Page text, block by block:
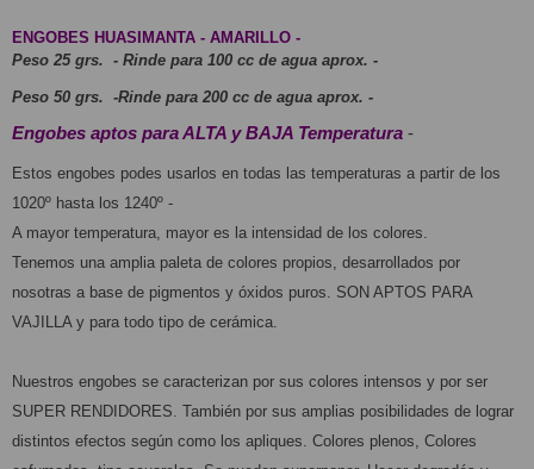
ENGOBES HUASIMANTA - AMARILLO -
Peso 25 grs.  - Rinde para 100 cc de agua aprox. -
Peso 50 grs.  -Rinde para 200 cc de agua aprox. -
Engobes aptos para ALTA y BAJA Temperatura -
Estos engobes podes usarlos en todas las temperaturas a partir de los
1020º hasta los 1240º -
A mayor temperatura, mayor es la intensidad de los colores.
Tenemos una amplia paleta de colores propios, desarrollados por
nosotras a base de pigmentos y óxidos puros. SON APTOS PARA
VAJILLA y para todo tipo de cerámica.
Nuestros engobes se caracterizan por sus colores intensos y por ser
SUPER RENDIDORES. También por sus amplias posibilidades de lograr
distintos efectos según como los apliques. Colores plenos, Colores